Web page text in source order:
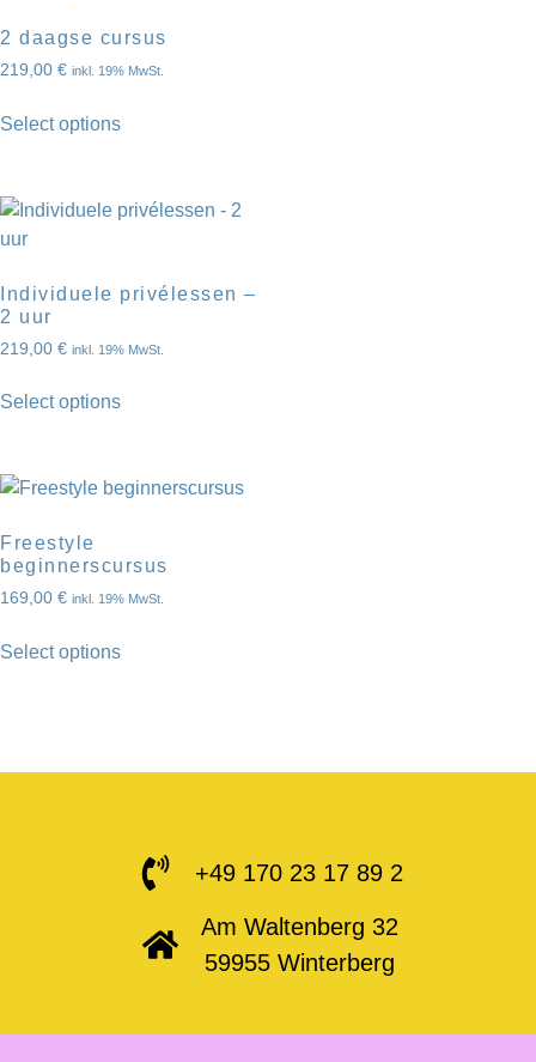
2 daagse cursus
219,00 € inkl. 19% MwSt.
Select options
Individuele privélessen –
2 uur
219,00 € inkl. 19% MwSt.
Select options
Freestyle
beginnerscursus
169,00 € inkl. 19% MwSt.
Select options
+49 170 23 17 89 2
Am Waltenberg 32
59955 Winterberg